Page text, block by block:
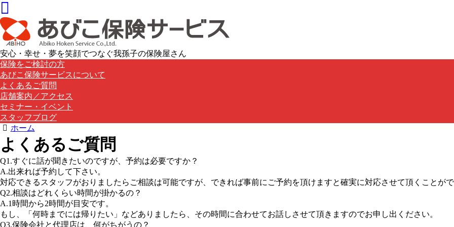
安心・幸せ・夢を笑顔でつなぐ我孫子の保険屋さん
保険をご検討の方
あびこ保険サービスについて
よくあるご質問
店舗案内／アクセス
セミナー・イベント
スタッフブログ
ホーム
よくあるご質問
Q1.すぐに話が聞きたいのですが、予約は必要ですか？
A.出来れば予約して下さい。
対応できるスタッフがおりましたらご相談は可能ですが、できれば事前にご予約を頂けますと確実に対応させて頂くことが
Q2.相談はどれくらい時間が掛かるの？
A.1時間から2時間が目安です。
もし、「何時までには帰りたい」などありましたら、その時間に合わせてお話しさせて頂きますのでお申し出ください。
Q3.保険会社と代理店は、何がちがうの？